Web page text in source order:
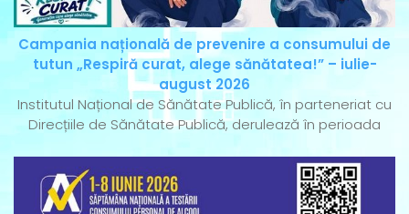
Campania națională de prevenire a consumului de
tutun „Respiră curat, alege sănătatea!” – iulie-
august 2026
Institutul Național de Sănătate Publică, în parteneriat cu
Direcțiile de Sănătate Publică, derulează în perioada